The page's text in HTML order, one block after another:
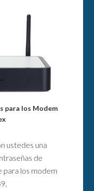
para los Modem
ustedes una
de
para los modem